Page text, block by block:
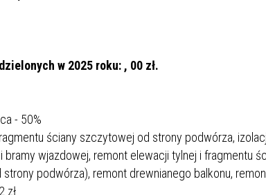
w 2025 roku: , 00 zł.
- 50%
ściany szczytowej od strony podwórza,
bramy wjazdowej, remont elewacji tylnej i fragmentu
podwórza), remont drewnianego balkonu,
zł